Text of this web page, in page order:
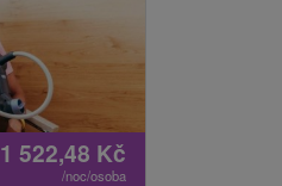
1 522,48 Kč
/noc/osoba